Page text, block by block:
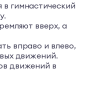
гимнастический
вверх, а
вправо и влево,
движений.
движений в